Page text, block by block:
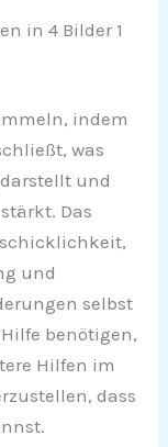
in 4 Bilder 1
indem
was
und
Das
und
selbst
benötigen,
Hilfen im
dass